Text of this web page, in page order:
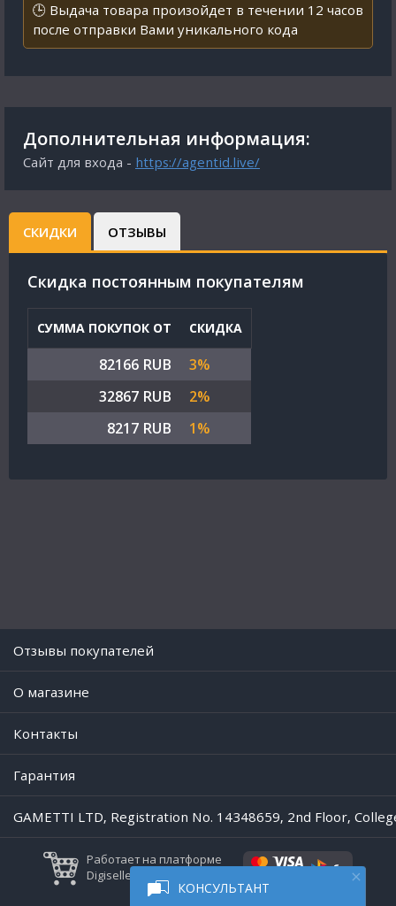
КОНСУЛЬТАНТ
🕒 Выдача товара произойдет в течении 12 часов
после отправки Вами уникального кода
Дополнительная информация:
Сайт для входа - https://agentid.live/
СКИДКИ ОТЗЫВЫ
Cкидка постоянным покупателям
СУММА ПОКУПОК ОТ СКИДКА
82166 RUB
3%
32867 RUB
2%
8217 RUB
1%
Отзывы покупателей
O магазине
Контакты
Гарантия
GAMETTI LTD, Registration No. 14348659, 2nd Floor,
Работает на платформе
Digiseller